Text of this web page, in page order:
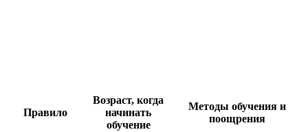
Правило
Возраст, когда
начинать
обучение
Методы обучения и
поощрения